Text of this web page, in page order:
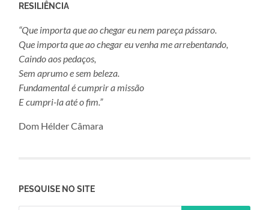
RESILIÊNCIA
“Que importa que ao chegar eu nem pareça pássaro.
Que importa que ao chegar eu venha me arrebentando,
Caindo aos pedaços,
Sem aprumo e sem beleza.
Fundamental é cumprir a missão
E cumpri-la até o fim.”
Dom Hélder Câmara
PESQUISE NO SITE